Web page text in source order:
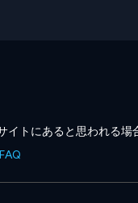
イトにあると思われる